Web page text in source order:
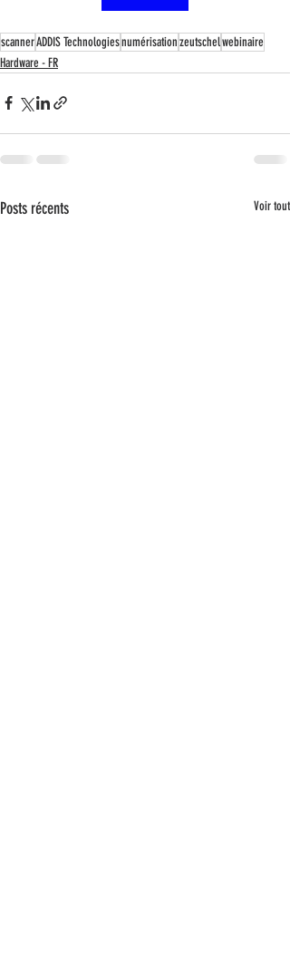
scannerADDIS Technologiesnumérisationzeutschelwebinaire
Hardware - FR
Posts récents Voir tout